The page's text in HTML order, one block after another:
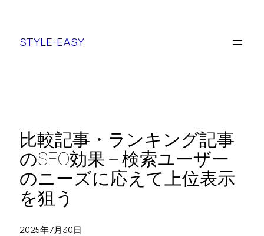
STYLE-EASY
比較記事・ランキング記事
のSEO効果 – 検索ユーザー
のニーズに応えて上位表示
を狙う
2025年7月30日